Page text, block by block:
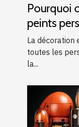
Pourquoi
peints
La décoration
toutes les
la...